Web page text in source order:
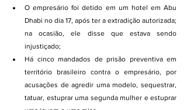
O empresário foi detido em um hotel em Abu
Dhabi no dia 17, após ter a extradição autorizada;
na ocasião, ele disse que estava sendo
injustiçado;
Há cinco mandados de prisão preventiva em
território brasileiro contra o empresário, por
acusações de agredir uma modelo, sequestrar,
tatuar, estuprar uma segunda mulher e estuprar